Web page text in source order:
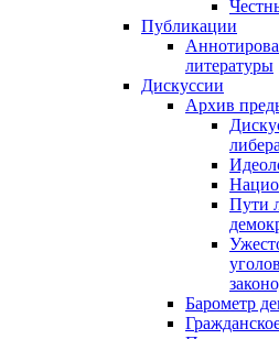
Публикации
литературы
Дискуссии
Архив
Пути
Барометр